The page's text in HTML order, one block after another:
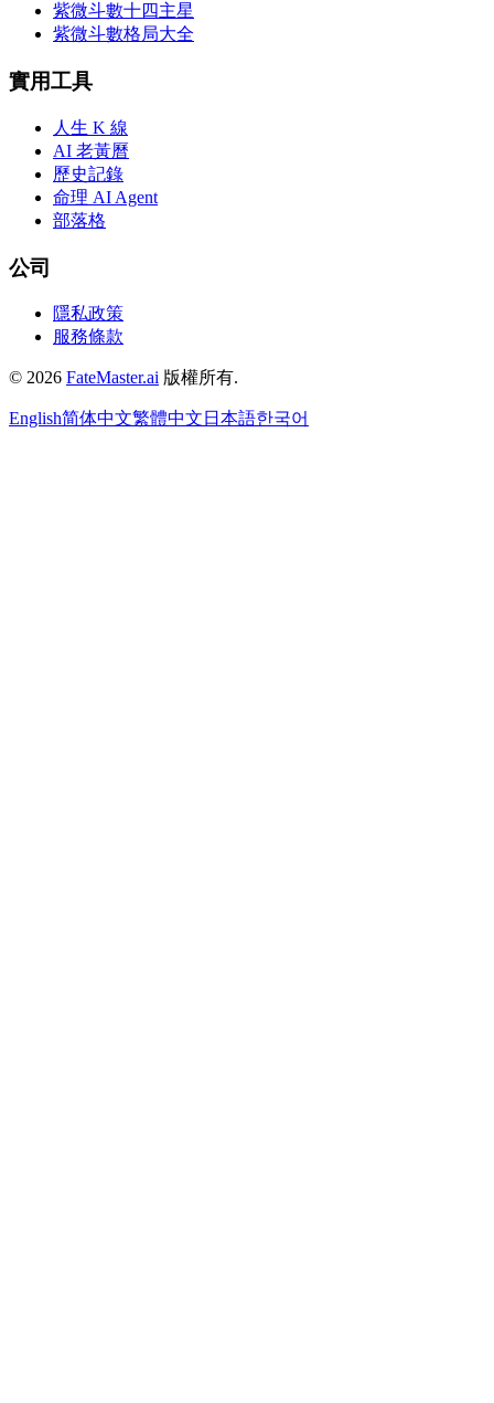
紫微斗數十四主星
紫微斗數格局大全
實用工具
人生 K 線
AI 老黃曆
歷史記錄
命理 AI Agent
部落格
公司
隱私政策
服務條款
© 2026 FateMaster.ai 版權所有.
English简体中文繁體中文 日本語한국어